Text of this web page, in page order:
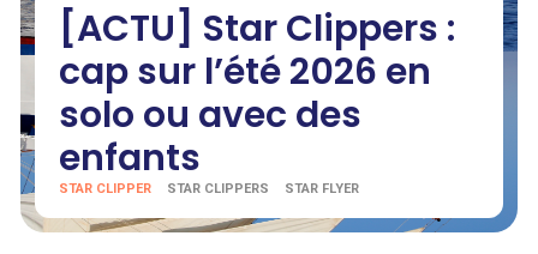
[ACTU] Star Clippers :
cap sur l’été 2026 en
solo ou avec des
enfants
STAR CLIPPER STAR CLIPPERS STAR FLYER